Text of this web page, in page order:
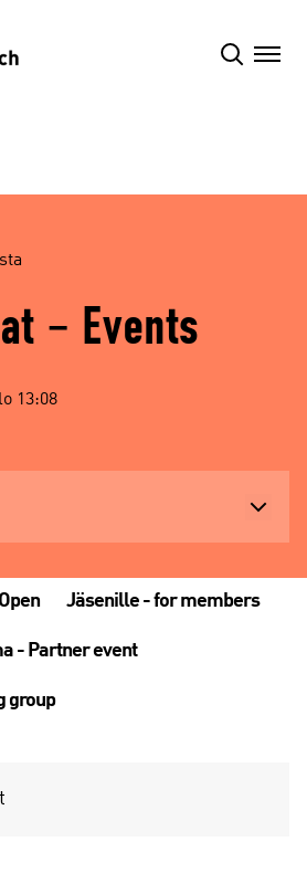
– Events
13:08
Jäsenille - for members
- Partner event
group